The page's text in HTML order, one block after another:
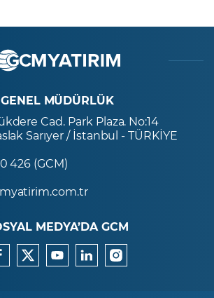
GENEL MÜDÜRLÜK
Cad. Park Plaza. No:14
Sarıyer / İstanbul - TÜRKİYE
426 (GCM)
MEDYA’DA GCM